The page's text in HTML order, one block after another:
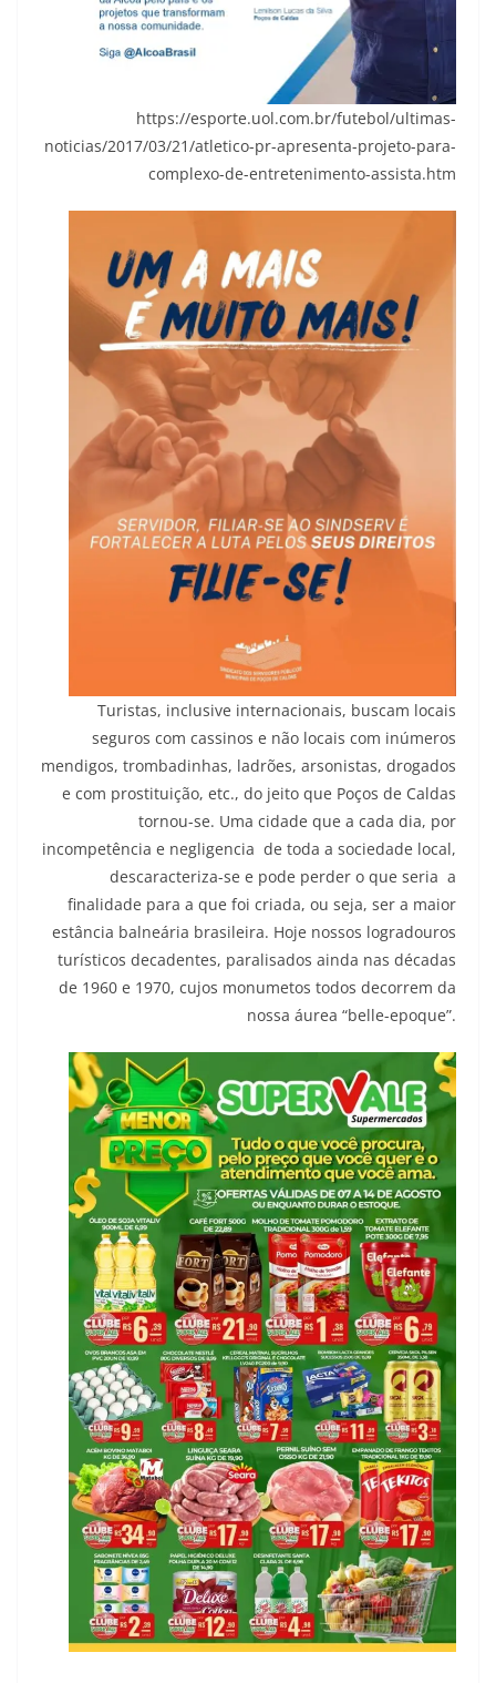
https://esporte.uol.com.br/futebol/ultimas-
noticias/2017/03/21/atletico-pr-apresenta-projeto-para-
complexo-de-entretenimento-assista.htm
Turistas, inclusive internacionais, buscam locais
seguros com cassinos e não locais com inúmeros
mendigos, trombadinhas, ladrões, arsonistas, drogados
e com prostituição, etc., do jeito que Poços de Caldas
tornou-se. Uma cidade que a cada dia, por
incompetência e negligencia de toda a sociedade local,
descaracteriza-se e pode perder o que seria a
finalidade para a que foi criada, ou seja, ser a maior
estância balneária brasileira. Hoje nossos logradouros
turísticos decadentes, paralisados ainda nas décadas
de 1960 e 1970, cujos monumetos todos decorrem da
nossa áurea “belle-epoque”.